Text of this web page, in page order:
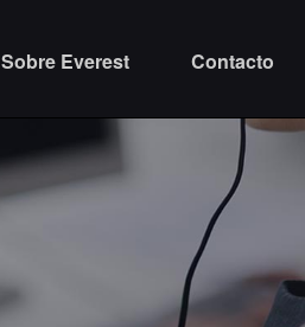
Sobre Everest Contacto